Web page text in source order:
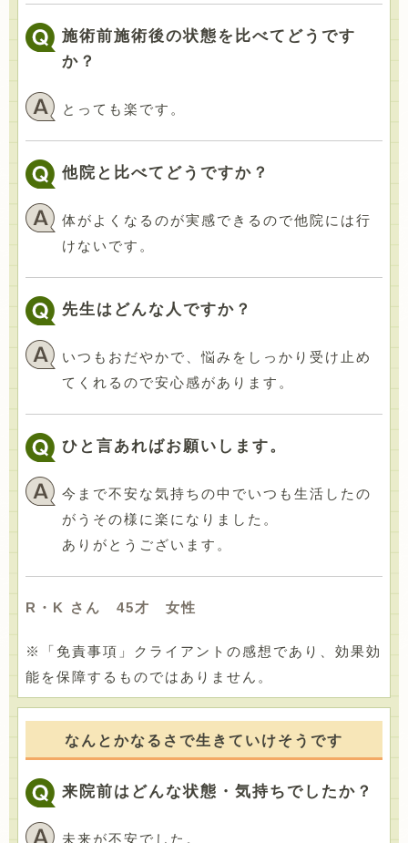
施術前施術後の状態を比べてどうです
か？
とっても楽です。
他院と比べてどうですか？
体がよくなるのが実感できるので他院には行
けないです。
先生はどんな人ですか？
いつもおだやかで、悩みをしっかり受け止め
てくれるので安心感があります。
ひと言あればお願いします。
今まで不安な気持ちの中でいつも生活したの
がうその様に楽になりました。
ありがとうございます。
R・K さん 45才 女性
※「免責事項」クライアントの感想であり、効果効
能を保障するものではありません。
なんとかなるさで生きていけそうです
来院前はどんな状態・気持ちでしたか？
未来が不安でした。